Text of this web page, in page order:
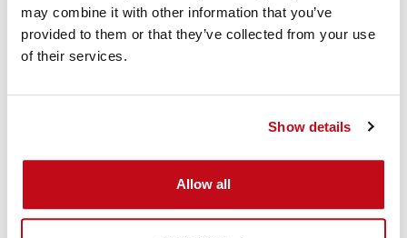
may combine it with other information that you’ve
provided to them or that they’ve collected from your use
of their services.
Show details
Allow all
联系信息
新加坡
电话 +27 11 392 1888
联系信息